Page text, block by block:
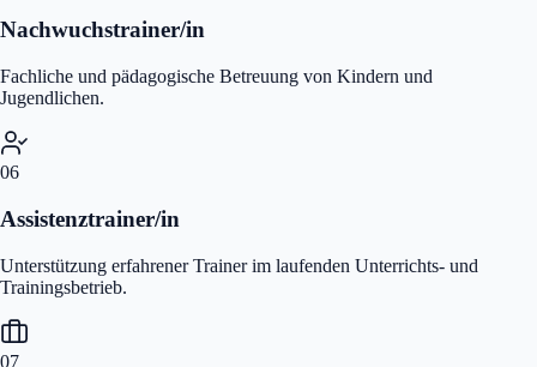
Nachwuchstrainer/in
Fachliche und pädagogische Betreuung von Kindern und
Jugendlichen.
06
Assistenztrainer/in
Unterstützung erfahrener Trainer im laufenden Unterrichts- und
Trainingsbetrieb.
07